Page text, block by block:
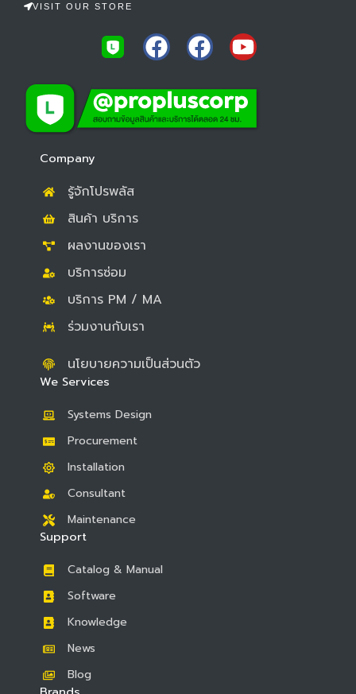
VISIT OUR STORE
F
a
c
e
b
F
a
c
e
b
Y
o
u
t
u
Company
รู้จักโปรพลัส
สินค้า บริการ
ผลงานของเรา
บริการซ่อม
บริการ PM / MA
ร่วมงานกับเรา
นโยบายความเป็นส่วนตัว
We Services
Systems Design
Procurement
Installation
Consultant
Maintenance
Support
Catalog & Manual
Software
Knowledge
News
Blog